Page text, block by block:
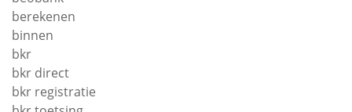
berekenen
binnen
bkr
bkr direct
bkr registratie